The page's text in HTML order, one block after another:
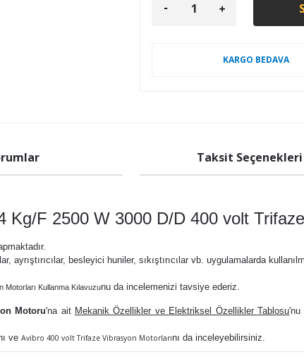
KARGO BEDAVA
Taksit Seçenekleri
Kg/F 2500 W 3000 D/D 400 volt
ayrıştırıcılar, besleyici huniler, sıkıştırıcılar vb. uygulamalarda
Motorları Kullanma Kılavuzunu da incelemenizi tavsiye ederiz.
Motoru'na ait Mekanik Özellikler ve Elektriksel Özellikler Tablosu
ve Avibro 400 volt Trifaze Vibrasyon Motorlarını da inceleyebilirsiniz.